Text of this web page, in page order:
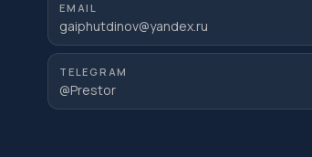
EMAIL
gaiphutdinov@yandex.ru
TELEGRAM
@Prestor